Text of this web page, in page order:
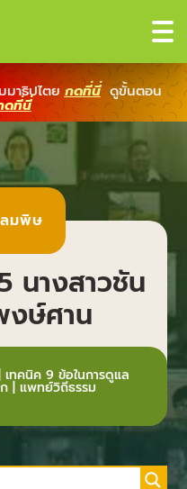
มาธิปไตย กดที่นี่ ดูขั้นตอน
ดที่นี่
มพิษ
นางสาวชัน
ษ์ศาน
เทคนิค 9 ข้อในการดูแล
| แพทย์วิถีธรรม